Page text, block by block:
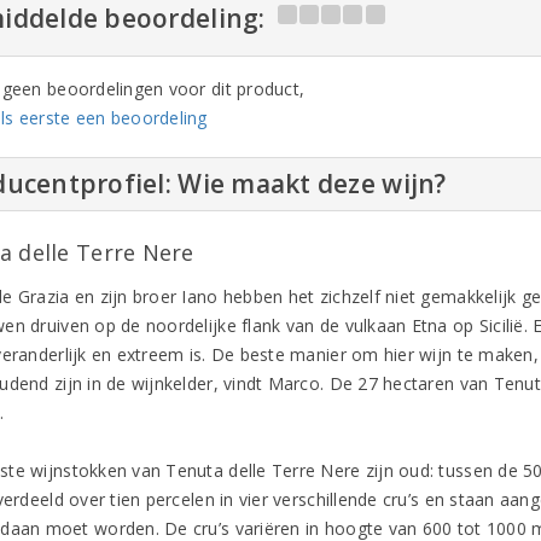
beoordeling:
beoordelingen voor dit product,
eerste een beoordeling
Wie maakt deze wijn?
delle Terre Nere
Grazia en zijn broer Iano hebben het zichzelf niet gemakkelijk
druiven op de noordelijke flank van de vulkaan Etna op Sicilië.
en extreem is. De beste manier om hier wijn te
zijn in de wijnkelder, vindt Marco. De 27 hectaren van
wijnstokken van Tenuta delle Terre Nere zijn oud: tussen de
over tien percelen in vier verschillende cru’s en staan
moet worden. De cru’s variëren in hoogte van 600 tot